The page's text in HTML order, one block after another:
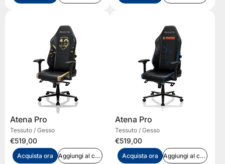
Atena Pro
Tessuto / Gesso
€519,00
Acquista ora Aggiungi al carrello
Atena Pro
Tessuto / Gesso
€519,00
Acquista ora Aggiungi al carrello